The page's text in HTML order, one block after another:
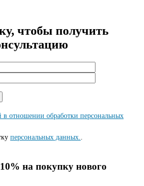
чтобы получить
в отношении обработки персональных
персональных данных.
на покупку нового